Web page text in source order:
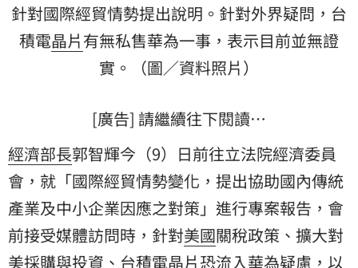
針對國際經貿情勢提出說明。針對外界疑問，台
積電晶片有無私售華為一事，表示目前並無證
實。（圖／資料照片）
[廣告] 請繼續往下閱讀…
經濟部長郭智輝今（9）日前往立法院經濟委員
會，就「國際經貿情勢變化，提出協助國內傳統
產業及中小企業因應之對策」進行專案報告，會
前接受媒體訪問時，針對美國關稅政策、擴大對
美採購與投資、台積電晶片恐流入華為疑慮，以